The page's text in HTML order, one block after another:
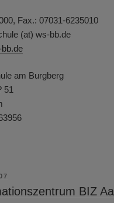
Fax.: 07031-6235010
(at) ws-bb.de
am Burgberg
51
BIZ